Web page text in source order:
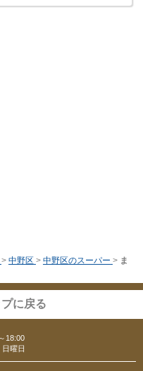
> 中野区 > 中野区のスーパー > ま
に戻る
18:00
曜日